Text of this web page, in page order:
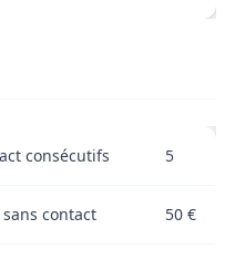
consécutifs 5
contact 50 €